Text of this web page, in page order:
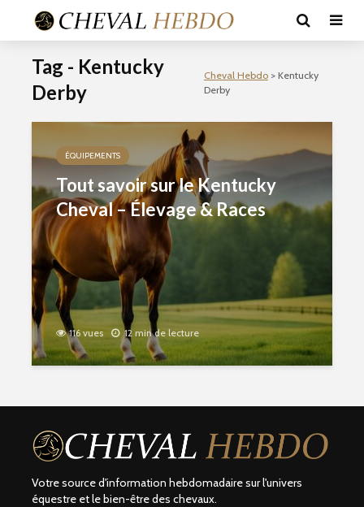
Tag - Kentucky
Derby
Cheval Hebdo> Kentucky
Derby
ÉQUIPEMENTS
Tout savoir sur le Kentucky
Cheval – Élevage & Races
116 vues 12 min de lecture
Votre source d'information hebdomadaire sur l'univers
équestre et le bien-être des chevaux.